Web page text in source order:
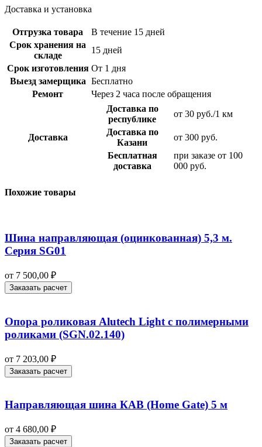
Доставка и установка
Отгрузка товара
В течение 15 дней
Срок хранения на
складе
15 дней
Срок изготовления От 1 дня
Выезд замерщика Бесплатно
Ремонт
Через 2 часа после обращения
Доставка
Доставка по
республике
от 30 руб./1 км
Доставка по
Казани
от 300 руб.
Бесплатная
доставка
при заказе от 100
000 руб.
Похожие товары
Шина направляющая (оцинкованная) 5,3 м.
Серия SG01
от 7 500,00 ₽
Заказать расчет
Опора роликовая Alutech Light с полимерными
роликами (SGN.02.140)
от 7 203,00 ₽
Заказать расчет
Направляющая шина КАВ (Home Gate) 5 м
от 4 680,00 ₽
Заказать расчет